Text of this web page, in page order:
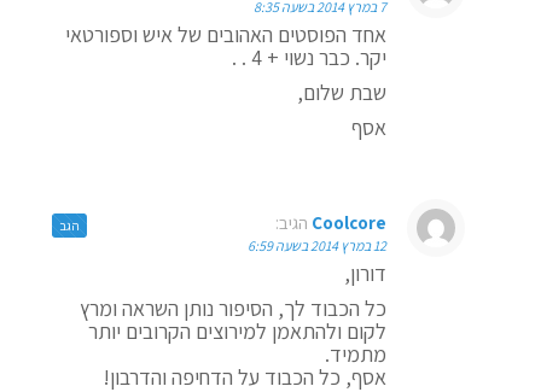
7 במרץ 2014 בשעה 8:35
אחד הפוסטים האהובים של איש וספורטאי
יקר. כבר נשוי + 4 . .
שבת שלום,
אסף
Coolcore הגיב:
12 במרץ 2014 בשעה 6:59
דורון,
כל הכבוד לך, הסיפור נותן השראה ומרץ
לקום ולהתאמן למירוצים הקרובים יותר
מתמיד.
אסף, כל הכבוד על הדחיפה והדרבון!
הגב